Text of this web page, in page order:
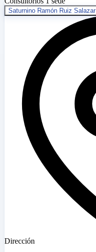
Saturnino Ramón Ruiz Salazar
Dirección